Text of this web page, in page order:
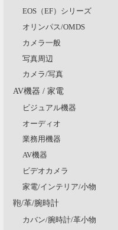
EOS（EF）シリーズ
オリンパス/OMDS
カメラ一般
写真周辺
カメラ/写真
AV機器 / 家電
ビジュアル機器
オーディオ
業務用機器
AV機器
ビデオカメラ
家電/インテリア/小物
鞄/革/腕時計
カバン/腕時計/革小物